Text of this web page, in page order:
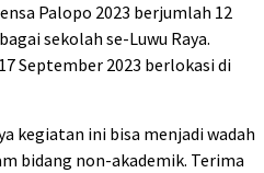
Palopo 2023 berjumlah 12
sekolah se-Luwu Raya.
September 2023 berlokasi di
kegiatan ini bisa menjadi wadah
bidang non-akademik. Terima